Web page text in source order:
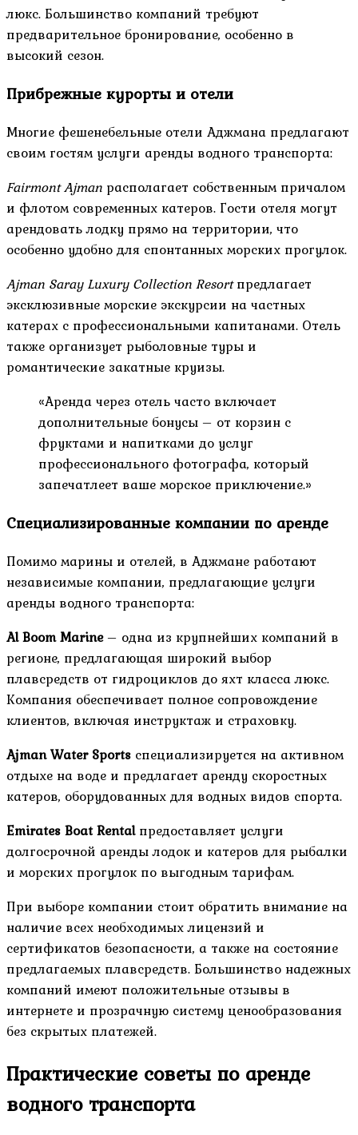
люкс. Большинство компаний требуют
предварительное бронирование, особенно в
высокий сезон.
Прибрежные курорты и отели
Многие фешенебельные отели Аджмана предлагают
своим гостям услуги аренды водного транспорта:
Fairmont Ajman располагает собственным причалом
и флотом современных катеров. Гости отеля могут
арендовать лодку прямо на территории, что
особенно удобно для спонтанных морских прогулок.
Ajman Saray Luxury Collection Resortпредлагает
эксклюзивные морские экскурсии на частных
катерах с профессиональными капитанами. Отель
также организует рыболовные туры и
романтические закатные круизы.
«Аренда через отель часто включает
дополнительные бонусы – от корзин с
фруктами и напитками до услуг
профессионального фотографа, который
запечатлеет ваше морское приключение.»
Специализированные компании по аренде
Помимо марины и отелей, в Аджмане работают
независимые компании, предлагающие услуги
аренды водного транспорта:
Al Boom Marine– одна из крупнейших компаний в
регионе, предлагающая широкий выбор
плавсредств от гидроциклов до яхт класса люкс.
Компания обеспечивает полное сопровождение
клиентов, включая инструктаж и страховку.
Ajman Water Sports специализируется на активном
отдыхе на воде и предлагает аренду скоростных
катеров, оборудованных для водных видов спорта.
Emirates Boat Rentalпредоставляет услуги
долгосрочной аренды лодок и катеров для рыбалки
и морских прогулок по выгодным тарифам.
При выборе компании стоит обратить внимание на
наличие всех необходимых лицензий и
сертификатов безопасности, а также на состояние
предлагаемых плавсредств. Большинство надежных
компаний имеют положительные отзывы в
интернете и прозрачную систему ценообразования
без скрытых платежей.
Практические советы по аренде
водного транспорта